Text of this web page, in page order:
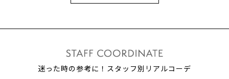
迷った時の参考に！スタッフ別リアルコーデ